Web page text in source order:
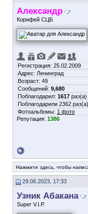
Александр
Корифей СЦБ
Регистрация: 25.02.2009
Адрес: Ленинград
Возраст: 49
Сообщений: 9,680
Поблагодарил: 1617 раз(а)
Поблагодарили 2362 раз(а)
Фотоальбомы: 1 фото
Репутация: 1386
Нажмите здесь, чтобы
29.06.2023, 17:33
Узник Абакана
Super V.I.P.